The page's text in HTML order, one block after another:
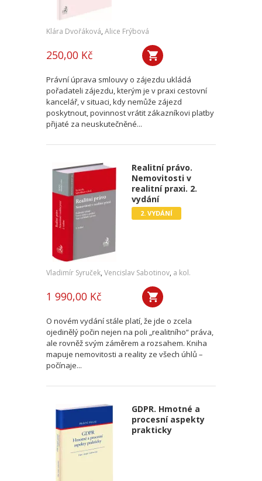
Klára Dvořáková, Alice Frýbová
250,00 Kč
Právní úprava smlouvy o zájezdu ukládá
pořadateli zájezdu, kterým je v praxi cestovní
kancelář, v situaci, kdy nemůže zájezd
poskytnout, povinnost vrátit zákazníkovi platby
přijaté za neuskutečněné...
Realitní právo.
Nemovitosti v
realitní praxi. 2.
vydání
2. VYDÁNÍ
Vladimír Syruček, Vencislav Sabotinov, a kol.
1 990,00 Kč
O novém vydání stále platí, že jde o zcela
ojedinělý počin nejen na poli „realitního“ práva,
ale rovněž svým záměrem a rozsahem. Kniha
mapuje nemovitosti a reality ze všech úhlů –
počínaje...
GDPR. Hmotné a
procesní aspekty
prakticky